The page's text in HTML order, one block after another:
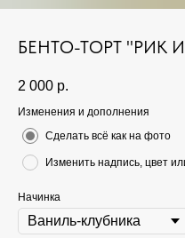
БЕНТО-ТОРТ "РИК
2 000 р.
Изменения и дополнения
Сделать всё как на фото
Изменить надпись, цвет
Начинка